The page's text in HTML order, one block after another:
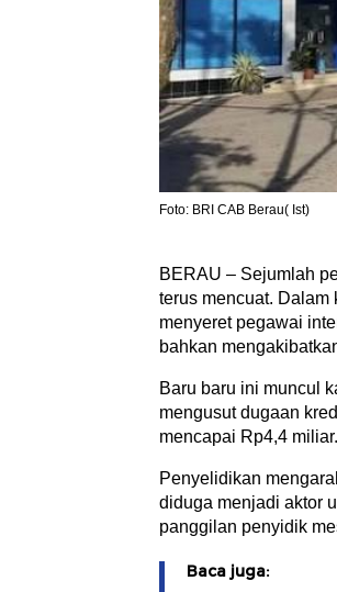
Foto: BRI CAB Berau( Ist)
BERAU – Sejumlah
terus mencuat. Dalam
menyeret pegawai
bahkan
Baru baru ini muncul
mengusut dugaan
mencapai Rp4,4 miliar.
Penyelidikan
diduga menjadi aktor
panggilan penyidik
Baca juga: